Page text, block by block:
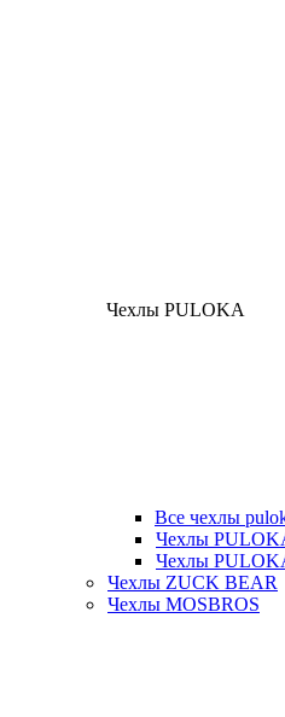
Чехлы PULOKA
Все чехлы
Чехлы
Чехлы
Чехлы ZUCK BEAR
Чехлы MOSBROS